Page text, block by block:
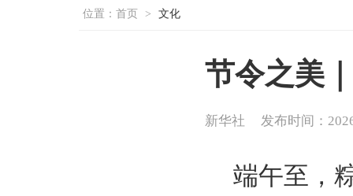
位置： 首页 > 文化
节令之美
新华社 发布时间：
端午至，